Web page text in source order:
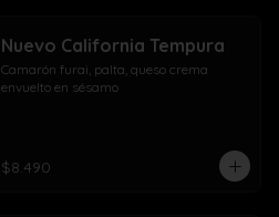
Nuevo California Tempura
Camarón furai, palta, queso crema
envuelto en sésamo
$8.490